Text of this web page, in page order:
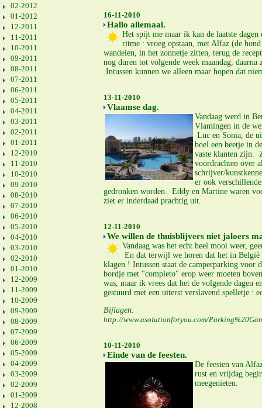
02-2012
01-2012
12-2011
11-2011
10-2011
09-2011
08-2011
07-2011
06-2011
05-2011
04-2011
03-2011
02-2011
01-2011
12-2010
11-2010
10-2010
09-2010
08-2010
07-2010
06-2010
05-2010
04-2010
03-2010
02-2010
01-2010
12-2009
11-2009
10-2009
09-2009
08-2009
07-2009
06-2009
05-2009
04-2009
03-2009
02-2009
01-2009
12-2008
16-11-2010
Hallo allemaal.
Het spijt me maar ik kan de laatste
ritme : vroeg opstaan, met Alfaz (de
wandelen, in het zonnetje zitten, terug de
nog duren tot volgende week maandag,
Intussen kunnen we alleen maar hopen dat
13-11-2010
Vlaamse dag.
Vandaag werd in
Vlamingen in de
Luc en Sonia, de
boel een beetje in
vaste klanten zijn.
voordrachten over
schrijver/
er ook
gedronken worden. Eddy en Martine waren
ziet er inderdaad prachtig uit.
12-11-2010
We willen de thuisblijvers niet jaloers
Vandaag was het echt heel mooi weer,
En dat terwijl we horen dat het in België
klagen ! Intussen staat de camperparking voor
bordje met "completo" erop weer moeten
was, maar ik vrees dat het de volgende dagen
gestuurd met een uiterst verslavend spelletje :
Bijlagen:
http://www.asolutionforyou.com/
10-11-2010
Einde van de feesten.
De feesten van
rust en vrijdag
meegenieten.